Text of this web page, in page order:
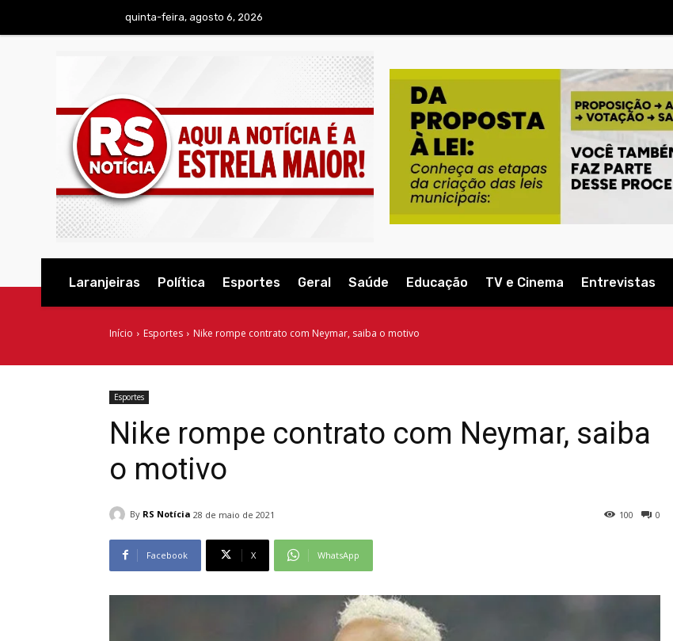
quinta-feira, agosto 6, 2026
Laranjeiras Política Esportes Geral Saúde Educação TV e Cinema Entrevistas
Início Esportes Nike rompe contrato com Neymar, saiba o motivo
Esportes
Nike rompe contrato com Neymar, saiba
o motivo
By RS Notícia 28 de maio de 2021 0
100
Facebook X WhatsApp